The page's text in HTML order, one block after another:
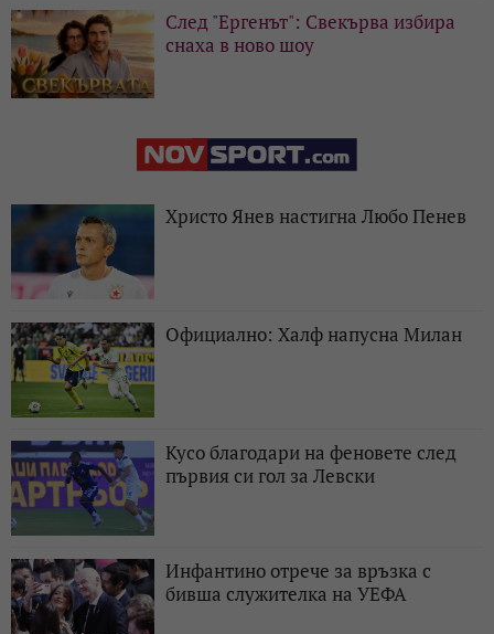
След "Ергенът": Свекърва избира
снаха в ново шоу
Христо Янев настигна Любо Пенев
Официално: Халф напусна Милан
Кусо благодари на феновете след
първия си гол за Левски
Инфантино отрече за връзка с
бивша служителка на УЕФА